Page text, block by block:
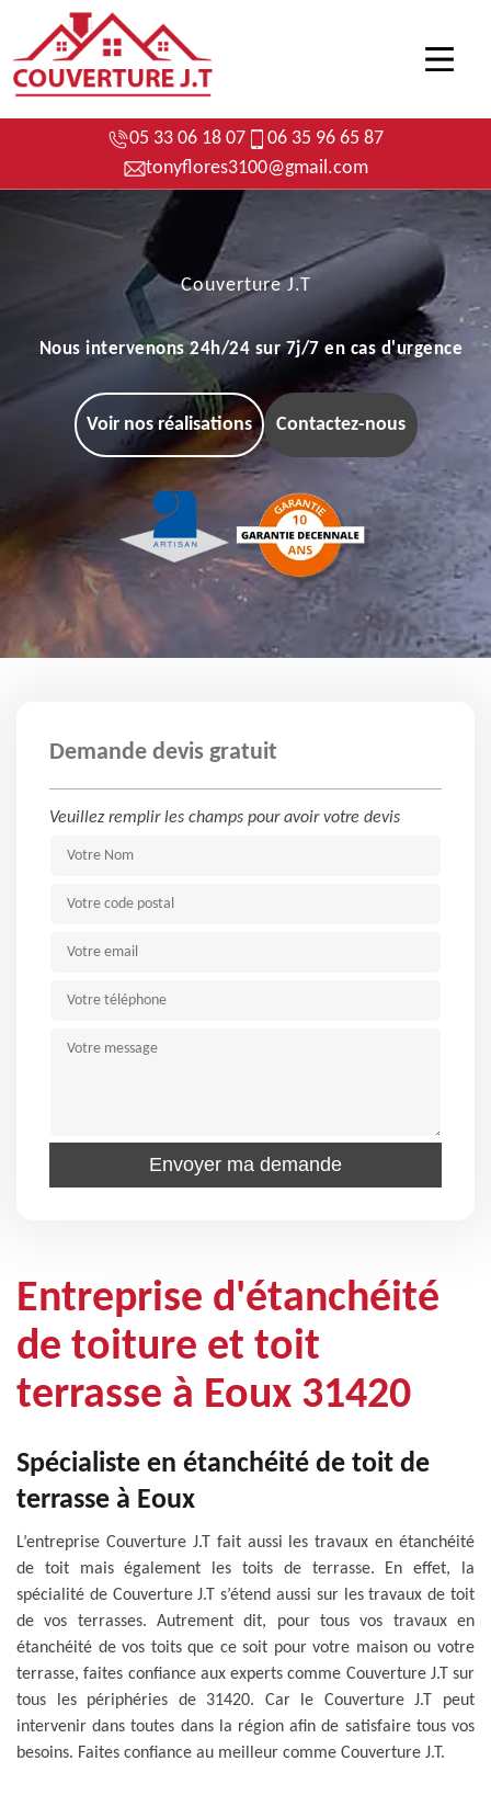
05 33 06 18 07
06 35 96 65 87
tonyflores3100@gmail.com
Couverture J.T
Nous intervenons 24h/24 sur 7j/7 en cas d'urgence
Voir nos réalisations Contactez-nous
Demande devis gratuit
Veuillez remplir les champs pour avoir votre devis
Entreprise d'étanchéité
de toiture et toit
terrasse à Eoux 31420
Spécialiste en étanchéité de toit de
terrasse à Eoux
L’entreprise Couverture J.T fait aussi les travaux en étanchéité
de toit mais également les toits de terrasse. En effet, la
spécialité de Couverture J.T s’étend aussi sur les travaux de toit
de vos terrasses. Autrement dit, pour tous vos travaux en
étanchéité de vos toits que ce soit pour votre maison ou votre
terrasse, faites confiance aux experts comme Couverture J.T sur
tous les périphéries de 31420. Car le Couverture J.T peut
intervenir dans toutes dans la région afin de satisfaire tous vos
besoins. Faites confiance au meilleur comme Couverture J.T.